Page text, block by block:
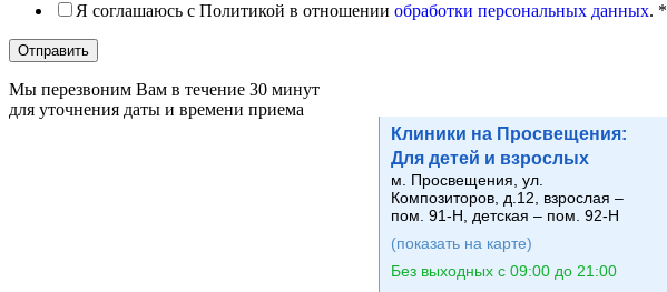
Я соглашаюсь с Политикой в отношении обработки персональных данных. *
Отправить
Мы перезвоним Вам в течение 30 минут
для уточнения даты и времени приема
Клиники на Просвещения:
Для детей и взрослых
м. Просвещения, ул.
Композиторов, д.12, взрослая –
пом. 91-Н, детская – пом. 92-Н
(показать на карте)
Без выходных с 09:00 до 21:00